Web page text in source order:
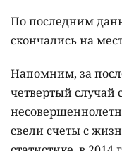
По последним
скончались на
Напомним, за
четвертый случай
свели счеты с